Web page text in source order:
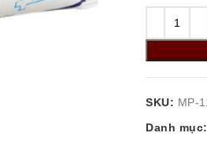
SKU: MP-
Danh mục: